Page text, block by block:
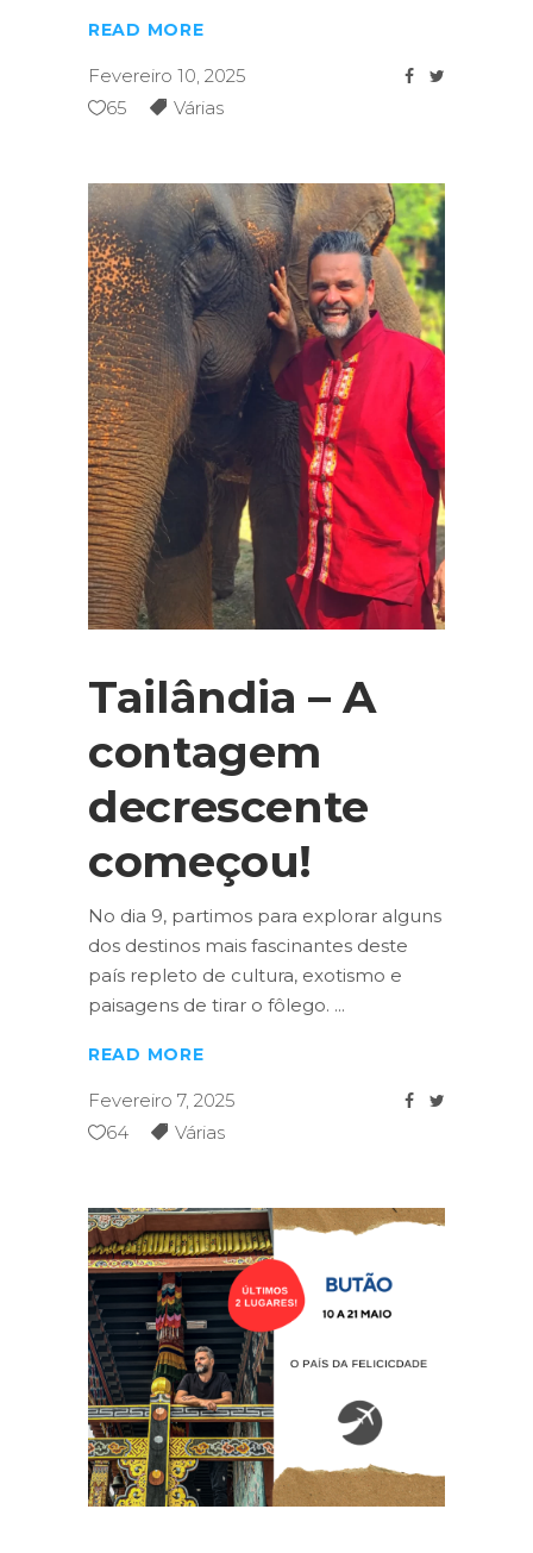
READ MORE
Fevereiro 10, 2025
65
Várias
Tailândia – A
contagem
decrescente
começou!
No dia 9, partimos para explorar alguns
dos destinos mais fascinantes deste
país repleto de cultura, exotismo e
paisagens de tirar o fôlego.
READ MORE
Fevereiro 7, 2025
64
Várias